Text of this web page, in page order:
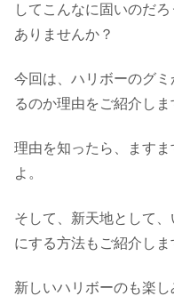
してこんなに固いのだ
ありませんか？
今回は、ハリボーのグ
るのか理由をご紹介しま
理由を知ったら、ます
よ。
そして、新天地として
にする方法もご紹介しま
新しいハリボーのも楽